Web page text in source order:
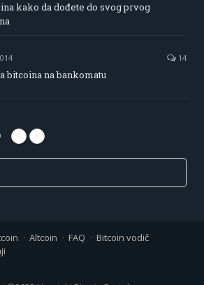
kako da dođete do svog prvog
14
bitcoina na bankomatu
Altcoin FAQ
Bitcoin vodič